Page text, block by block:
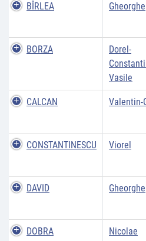
BÎRLEA
Gheorghe
BORZA
Dorel-
Vasile
CALCAN
Valentin-
CONSTANTINESCU
Viorel
DAVID
Gheorghe
DOBRA
Nicolae